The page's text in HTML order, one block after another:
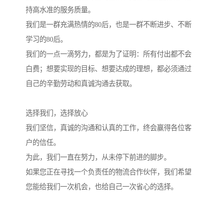
持高水准的服务质量。
我们是一群充满热情的80后，也是一群不断进步、不断
学习的80后。
我们的一点一滴努力，都是为了证明：所有付出都不会
白费；想要实现的目标、想要达成的理想，都必须通过
自己的辛勤劳动和真诚沟通去获取。
选择我们，选择放心
我们坚信，真诚的沟通和认真的工作，终会赢得各位客
户的信任。
为此，我们一直在努力，从未停下前进的脚步。
如果您正在寻找一个负责任的物流合作伙伴，我们希望
您能给我们一次机会，也给自己一次省心的选择。